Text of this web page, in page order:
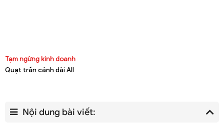
Tạm ngừng kinh doanh
Quạt trần cánh dài All
Nội dung bài viết: